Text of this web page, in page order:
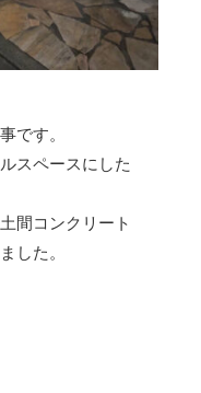
です。
スペースにした
間コンクリート
した。